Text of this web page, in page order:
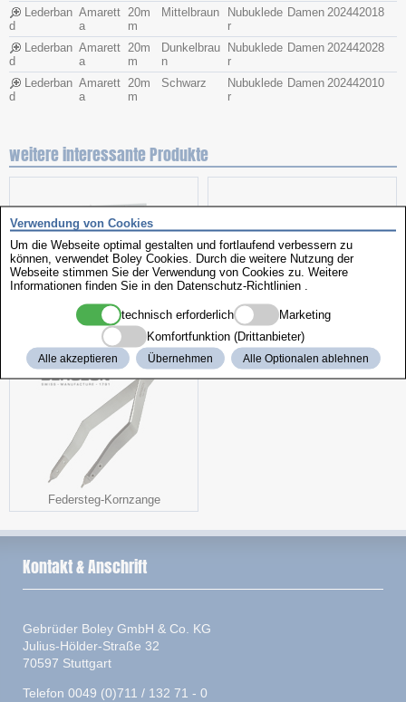
Lederban
d
Amarett
a
20m
m
Mittelbraun
Nubuklede
r
Damen 202442018
Lederban
d
Amarett
a
20m
m
Dunkelbrau
n
Nubuklede
r
Damen 202442028
Lederban
d
Amarett
a
20m
m
Schwarz
Nubuklede
r
Damen 202442010
weitere interessante Produkte
Zangenständer Sortimente
Federsteg-Kornzange
Verwendung von Cookies
Um die Webseite optimal gestalten und fortlaufend verbessern zu
können, verwendet Boley Cookies. Durch die weitere Nutzung der
Webseite stimmen Sie der Verwendung von Cookies zu. Weitere
Informationen finden Sie in den Datenschutz-Richtlinien
technisch erforderlich
Marketing
Komfortfunktion (Drittanbieter)
Alle akzeptieren Übernehmen Alle Optionalen ablehnen
Kontakt & Anschrift
Gebrüder Boley GmbH & Co. KG
Julius-Hölder-Straße 32
70597 Stuttgart
Telefon 0049 (0)711 / 132 71 - 0